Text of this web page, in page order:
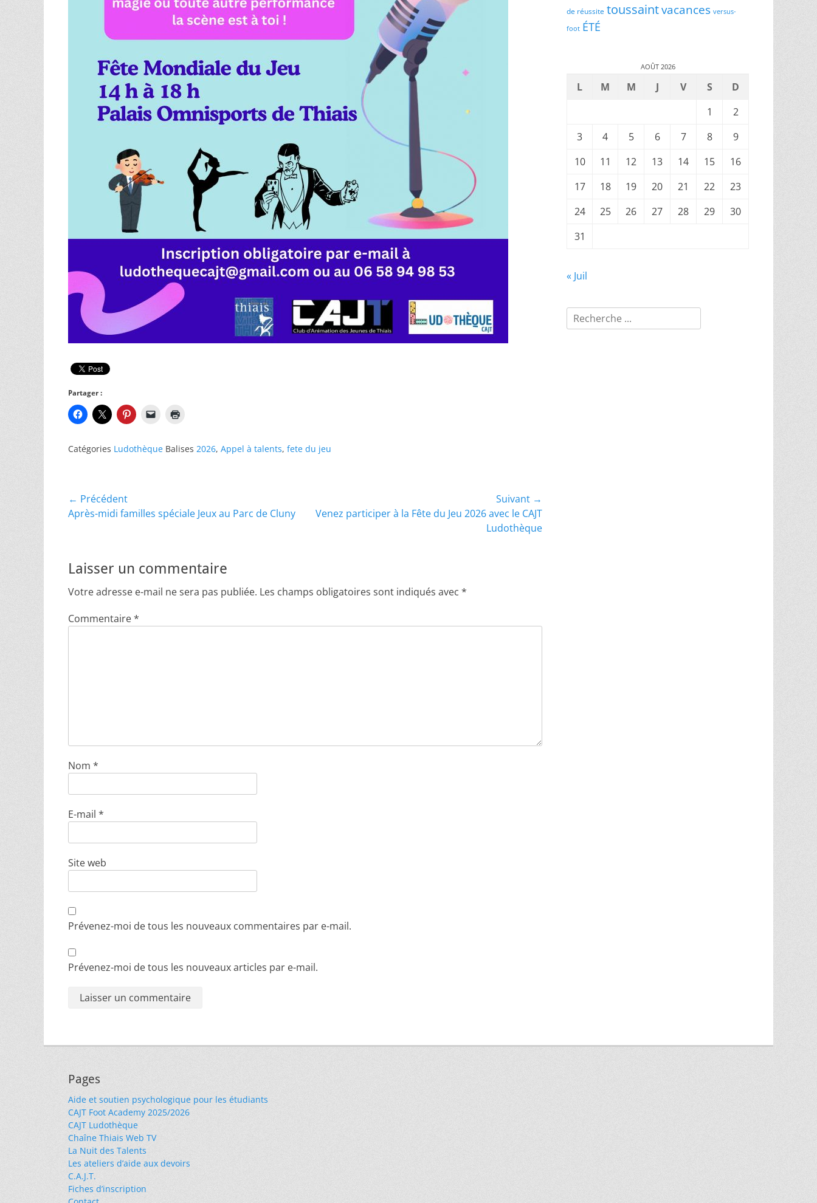
Partager :
Catégories Ludothèque Balises 2026, Appel à talents, fete du jeu
Navigation
de
← Précédent
Article
Après-midi familles spéciale Jeux au Parc de Cluny
Suivant →
Article
Venez participer à la Fête du Jeu 2026 avec le CAJT
Ludothèque
Laisser un commentaire
Votre adresse e-mail ne sera pas publiée. Les champs obligatoires sont indiqués avec *
Commentaire*
Nom *
E-mail *
Site web
Prévenez-moi de tous les nouveaux commentaires par e-mail.
Prévenez-moi de tous les nouveaux articles par e-mail.
de réussite toussaintvacances versus-
foot ÉTÉ
AOÛT 2026
L M M J V S
D
1
2
3
4 5 6 7 8
9
10
11 12 13 14 15
16
17
18 19 20 21 22
23
24
25 26 27 28 29
30
31
« Juil
Rechercher :
Pages
Aide et soutien psychologique pour les étudiants
CAJT Foot Academy 2025/2026
CAJT Ludothèque
Chaîne Thiais Web TV
La Nuit des Talents
Les ateliers d’aide aux devoirs
C.A.J.T.
Fiches d’inscription